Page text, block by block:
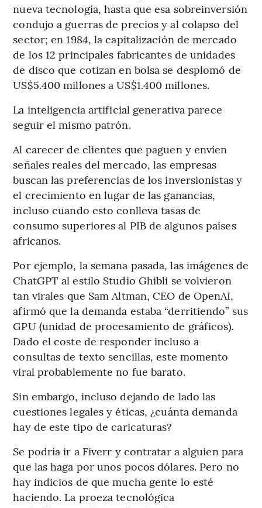
nueva tecnología, hasta que esa sobreinversión
condujo a guerras de precios y al colapso del
sector; en 1984, la capitalización de mercado
de los 12 principales fabricantes de unidades
de disco que cotizan en bolsa se desplomó de
US$5.400 millones a US$1.400 millones.
La inteligencia artificial generativa parece
seguir el mismo patrón.
Al carecer de clientes que paguen y envíen
señales reales del mercado, las empresas
buscan las preferencias de los inversionistas y
el crecimiento en lugar de las ganancias,
incluso cuando esto conlleva tasas de
consumo superiores al PIB de algunos países
africanos.
Por ejemplo, la semana pasada, las imágenes de
ChatGPT al estilo Studio Ghibli se volvieron
tan virales que Sam Altman, CEO de OpenAI,
afirmó que la demanda estaba “derritiendo” sus
GPU (unidad de procesamiento de gráficos).
Dado el coste de responder incluso a
consultas de texto sencillas, este momento
viral probablemente no fue barato.
Sin embargo, incluso dejando de lado las
cuestiones legales y éticas, ¿cuánta demanda
hay de este tipo de caricaturas?
Se podría ir a Fiverr y contratar a alguien para
que las haga por unos pocos dólares. Pero no
hay indicios de que mucha gente lo esté
haciendo. La proeza tecnológica